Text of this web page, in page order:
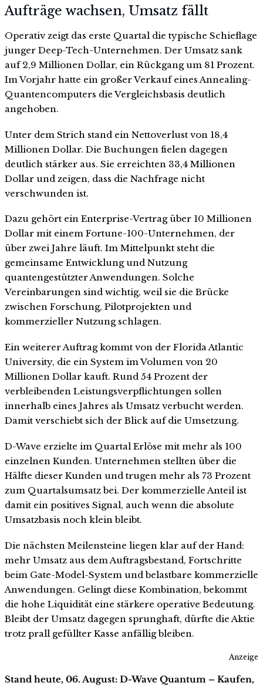
Aufträge wachsen, Umsatz fällt
Operativ zeigt das erste Quartal die typische Schieflage
junger Deep-Tech-Unternehmen. Der Umsatz sank
auf 2,9 Millionen Dollar, ein Rückgang um 81 Prozent.
Im Vorjahr hatte ein großer Verkauf eines Annealing-
Quantencomputers die Vergleichsbasis deutlich
angehoben.
Unter dem Strich stand ein Nettoverlust von 18,4
Millionen Dollar. Die Buchungen fielen dagegen
deutlich stärker aus. Sie erreichten 33,4 Millionen
Dollar und zeigen, dass die Nachfrage nicht
verschwunden ist.
Dazu gehört ein Enterprise-Vertrag über 10 Millionen
Dollar mit einem Fortune-100-Unternehmen, der
über zwei Jahre läuft. Im Mittelpunkt steht die
gemeinsame Entwicklung und Nutzung
quantengestützter Anwendungen. Solche
Vereinbarungen sind wichtig, weil sie die Brücke
zwischen Forschung, Pilotprojekten und
kommerzieller Nutzung schlagen.
Ein weiterer Auftrag kommt von der Florida Atlantic
University, die ein System im Volumen von 20
Millionen Dollar kauft. Rund 54 Prozent der
verbleibenden Leistungsverpflichtungen sollen
innerhalb eines Jahres als Umsatz verbucht werden.
Damit verschiebt sich der Blick auf die Umsetzung.
D-Wave erzielte im Quartal Erlöse mit mehr als 100
einzelnen Kunden. Unternehmen stellten über die
Hälfte dieser Kunden und trugen mehr als 73 Prozent
zum Quartalsumsatz bei. Der kommerzielle Anteil ist
damit ein positives Signal, auch wenn die absolute
Umsatzbasis noch klein bleibt.
Die nächsten Meilensteine liegen klar auf der Hand:
mehr Umsatz aus dem Auftragsbestand, Fortschritte
beim Gate-Model-System und belastbare kommerzielle
Anwendungen. Gelingt diese Kombination, bekommt
die hohe Liquidität eine stärkere operative Bedeutung.
Bleibt der Umsatz dagegen sprunghaft, dürfte die Aktie
trotz prall gefüllter Kasse anfällig bleiben.
Anzeige
Stand heute, 06. August: D-Wave Quantum – Kaufen,